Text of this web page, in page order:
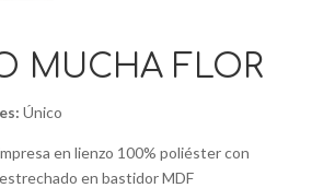
MUCHA FLOR
Único
en lienzo 100% poliéster con
en bastidor MDF